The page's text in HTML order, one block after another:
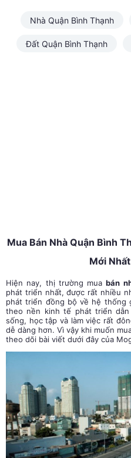
Nhà Quận Bình Thạnh
Đất Quận Bình Thạnh
Mua Bán Nhà Quận Bình
Mới
Hiện nay, thị trường muabán
phát triển nhất, được rất nhiều
phát triển đồng bộ về hệ thống
theo nền kinh tế phát triển
sống, học tập và làm việc rất
dễ dàng hơn. Vì vậy khi muốn
theo dõi bài viết dưới đây của